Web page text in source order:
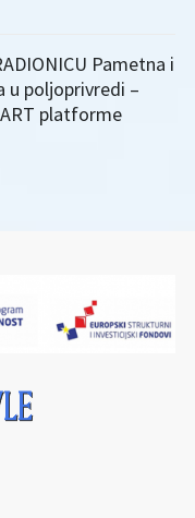
Pametna i
u poljoprivredi –
platforme